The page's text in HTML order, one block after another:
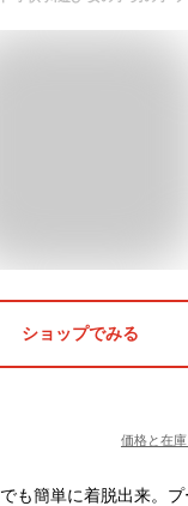
ショップでみる
価格と在庫
も簡単に着脱出来。